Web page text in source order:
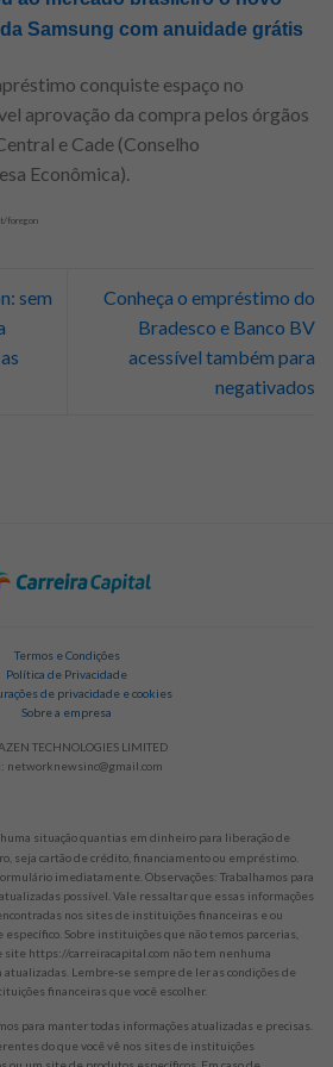
Samsung com anuidade grátis
conquiste espaço no
aprovação da compra pelos órgãos
e Cade (Conselho
Econômica).
foregon
sem
Conheça o empréstimo do
Bradesco e Banco BV
acessível também para
negativados
Termos e Condições
Política de Privacidade
de privacidade e cookies
Sobre a empresa
TECHNOLOGIES LIMITED
networknewsinc@gmail.com
situação quantias em dinheiro para liberação de
seja cartão de crédito, financiamento ou empréstimo.
imediatamente. Observações: Trabalhamos para
possível. Vale ressaltar que essas informações
nos sites de instituições financeiras e ou
Sobre instituições que não temos parcerias,
site https://carreiracapital.com não tem nenhuma
Lembre-se sempre de ler as condições de
financeiras que você escolher.
para manter todas informações atualizadas e precisas.
do que você vê nos sites de instituições